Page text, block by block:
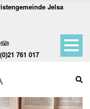
Jelsa
761 017